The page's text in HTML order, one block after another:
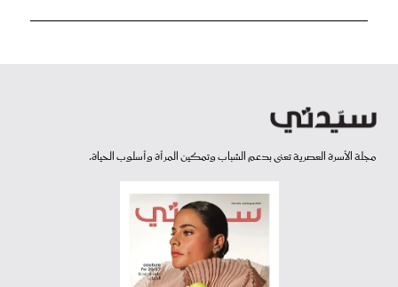
مجلة الأسرة العصرية تعنى بدعم الشباب وتمكين المرأة وأسلوب الحياة.